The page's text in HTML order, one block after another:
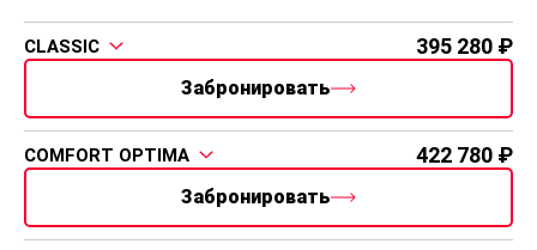
CLASSIC 395 280
Забронировать
COMFORT OPTIMA 422 780
Забронировать